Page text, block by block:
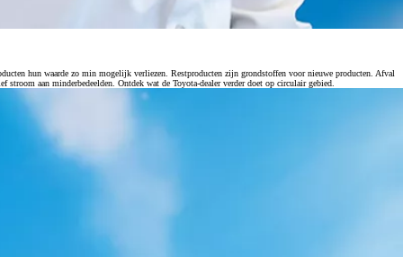
hun waarde zo min mogelijk verliezen. Restproducten zijn grondstoffen voor nieuwe producten. Afval
aan minderbedeelden. Ontdek wat de Toyota-dealer verder doet op circulair gebied.